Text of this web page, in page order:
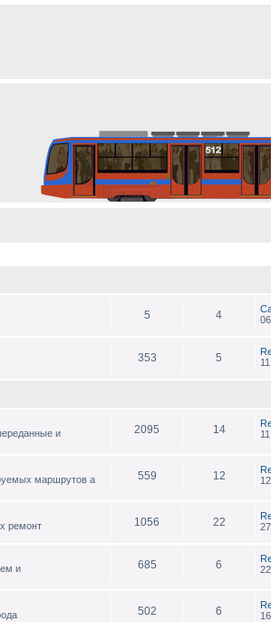
5 4
353 5
и
2095 14
маршрутов а
559 12
ремонт 1056 22
и
685 6
502 6